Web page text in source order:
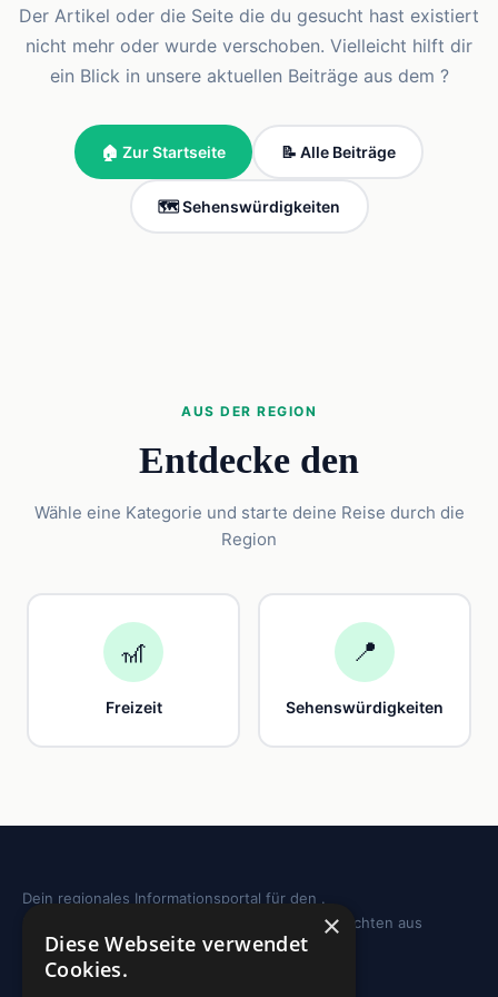
Der Artikel oder die Seite die du gesucht hast existiert
nicht mehr oder wurde verschoben. Vielleicht hilft dir
ein Blick in unsere aktuellen Beiträge aus dem ?
🏠 Zur Startseite 📝 Alle Beiträge
🗺️ Sehenswürdigkeiten
AUS DER REGION
Entdecke den
Wähle eine Kategorie und starte deine Reise durch die
Region
🎢
Freizeit
📍
Sehenswürdigkeiten
Dein regionales Informationsportal für den .
Sehenswürdigkeiten, Ausflugstipps und Geschichten aus
deiner Region.
×
Diese Webseite verwendet
Cookies.